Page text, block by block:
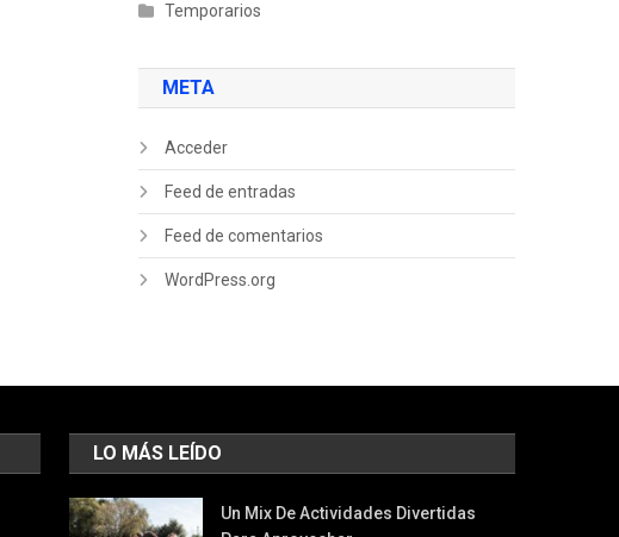
Temporarios
META
Acceder
Feed de entradas
Feed de comentarios
WordPress.org
LO MÁS LEÍDO
Un Mix De Actividades Divertidas